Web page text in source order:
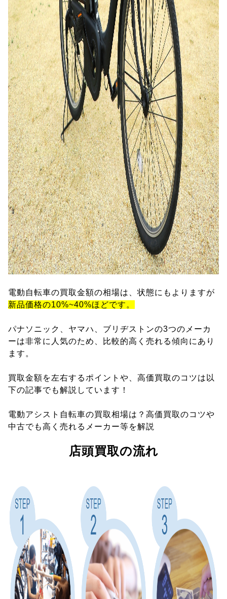
電動自転車の買取金額の相場は、状態にもよりますが
新品価格の10%~40%ほどです。
パナソニック、ヤマハ、ブリヂストンの3つのメーカ
ーは非常に人気のため、比較的高く売れる傾向にあり
ます。
買取金額を左右するポイントや、高価買取のコツは以
下の記事でも解説しています！
電動アシスト自転車の買取相場は？高価買取のコツや
中古でも高く売れるメーカー等を解説
店頭買取の流れ